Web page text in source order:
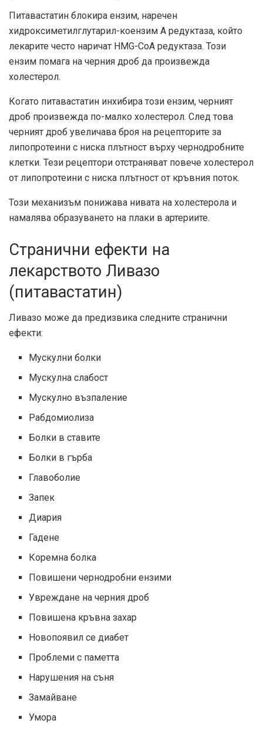
Питавастатин блокира ензим, наречен
хидроксиметилглутарил-коензим А редуктаза, който
лекарите често наричат HMG-CoA редуктаза. Този
ензим помага на черния дроб да произвежда
холестерол.
Когато питавастатин инхибира този ензим, черният
дроб произвежда по-малко холестерол. След това
черният дроб увеличава броя на рецепторите за
липопротеини с ниска плътност върху чернодробните
клетки. Тези рецептори отстраняват повече холестерол
от липопротеини с ниска плътност от кръвния поток.
Този механизъм понижава нивата на холестерола и
намалява образуването на плаки в артериите.
Странични ефекти на
лекарството Ливазо
(питавастатин)
Ливазо може да предизвика следните странични
ефекти:
Мускулни болки
Мускулна слабост
Мускулно възпаление
Рабдомиолиза
Болки в ставите
Болки в гърба
Главоболие
Запек
Диария
Гадене
Коремна болка
Повишени чернодробни ензими
Увреждане на черния дроб
Повишена кръвна захар
Новопоявил се диабет
Проблеми с паметта
Нарушения на съня
Замайване
Умора